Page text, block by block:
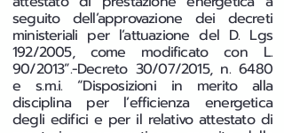
seguito dell’approvazione dei decreti
ministeriali per l’attuazione del D. Lgs
192/2005, come modificato con L.
90/2013”.-Decreto 30/07/2015, n. 6480
e s.m.i. “Disposizioni in merito alla
disciplina per l’efficienza energetica
degli edifici e per il relativo attestato di